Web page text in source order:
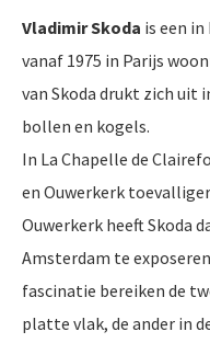
Vladimir Skoda is een
vanaf 1975 in Parijs
van Skoda drukt zich uit
bollen en kogels.
In La Chapelle de
en Ouwerkerk
Ouwerkerk heeft Skoda
Amsterdam te
fascinatie bereiken de
platte vlak, de ander in